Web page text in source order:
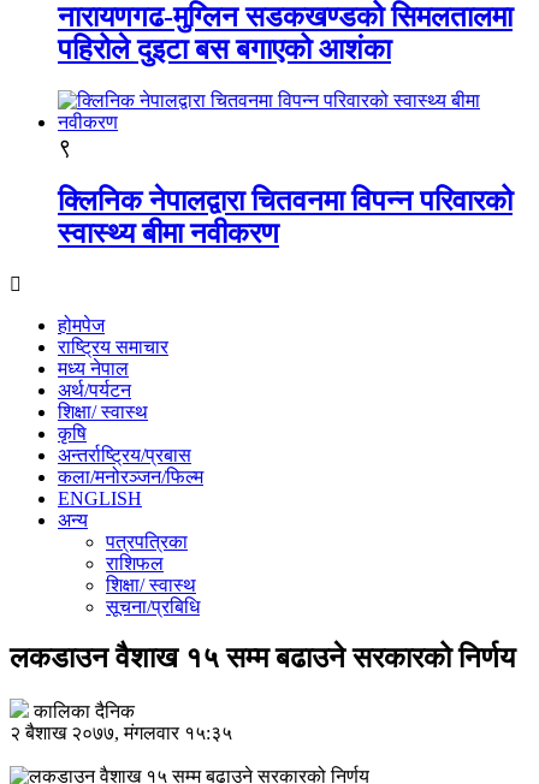
नारायणगढ-मुग्लिन सडकखण्डको सिमलतालमा
पहिरोले दुइटा बस बगाएको आशंका
९
क्लिनिक नेपालद्वारा चितवनमा विपन्न परिवारको
स्वास्थ्य बीमा नवीकरण
होमपेज
राष्ट्रिय समाचार
मध्य नेपाल
अर्थ/पर्यटन
शिक्षा/ स्वास्थ
कृषि
अन्तर्राष्ट्रिय/प्रबास
कला/मनोरञ्जन/फिल्म
ENGLISH
अन्य
पत्रपत्रिका
राशिफल
शिक्षा/ स्वास्थ
सूचना/प्रबिधि
लकडाउन वैशाख १५ सम्म बढाउने सरकारको निर्णय
कालिका दैनिक
२ बैशाख २०७७, मंगलवार १५:३५